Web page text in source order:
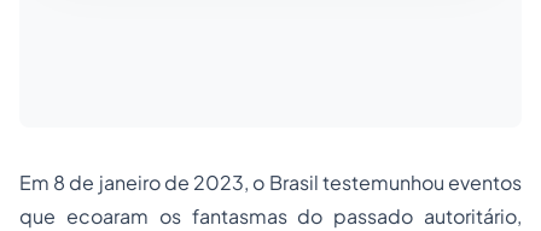
Em 8 de janeiro de 2023, o Brasil testemunhou eventos
que ecoaram os fantasmas do passado autoritário,